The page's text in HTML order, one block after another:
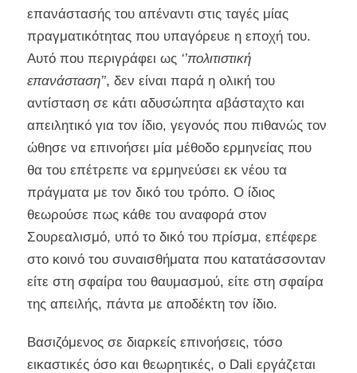
επανάστασής του απέναντι στις ταγές μίας
πραγματικότητας που υπαγόρευε η εποχή του.
Αυτό που περιγράφει ως ‘’πολιτιστική
επανάσταση’’, δεν είναι παρά η ολική του
αντίσταση σε κάτι αδυσώπητα αβάσταχτο και
απειλητικό για τον ίδιο, γεγονός που πιθανώς τον
ώθησε να επινοήσει μία μέθοδο ερμηνείας που
θα του επέτρεπε να ερμηνεύσει εκ νέου τα
πράγματα με τον δικό του τρόπο. Ο ίδιος
θεωρούσε πως κάθε του αναφορά στον
Σουρεαλισμό, υπό το δικό του πρίσμα, επέφερε
στο κοινό του συναισθήματα που κατατάσσονταν
είτε στη σφαίρα του θαυμασμού, είτε στη σφαίρα
της απειλής, πάντα με αποδέκτη τον ίδιο.
Βασιζόμενος σε διαρκείς επινοήσεις, τόσο
εικαστικές όσο και θεωρητικές, ο Dali εργάζεται